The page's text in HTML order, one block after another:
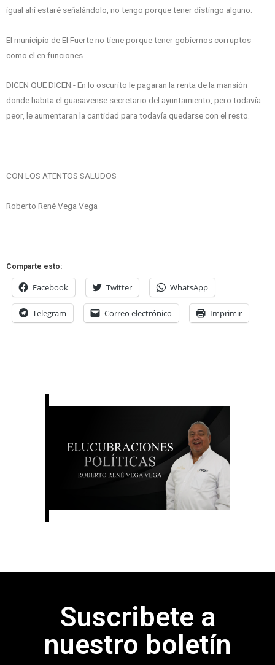
igual ahí estaré señalándolo, no tengo porque tener distingo alguno.
El municipio de El Fuerte no tiene porque tener gobiernos corruptos
como el en funciones.
DICEN QUE DICEN.- En lo oscurito le pagaran la renta de la mansión
donde habita el guasavense secretario del ayuntamiento, pero todavía
peor, le aumentaran la cantidad para todavía quedarse con el resto.
CON LOS ATENTOS SALUDOS
Roberto René Vega Vega
Comparte esto:
Facebook Twitter WhatsApp
Telegram Correo electrónico Imprimir
Suscribete a
nuestro boletín